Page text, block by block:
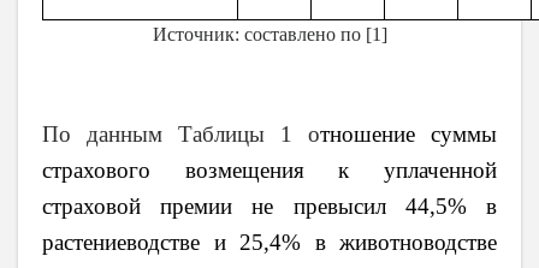
Источник: составлено по [1]
По данным Таблицы 1 отношение суммы
страхового возмещения к уплаченной
страховой премии не превысил 44,5% в
растениеводстве и 25,4% в животноводстве